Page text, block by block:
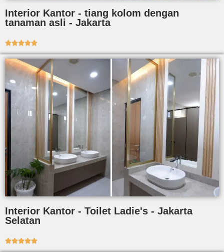
Interior Kantor - tiang kolom dengan
tanaman asli - Jakarta

Interior Kantor - Toilet Ladie's - Jakarta
Selatan
